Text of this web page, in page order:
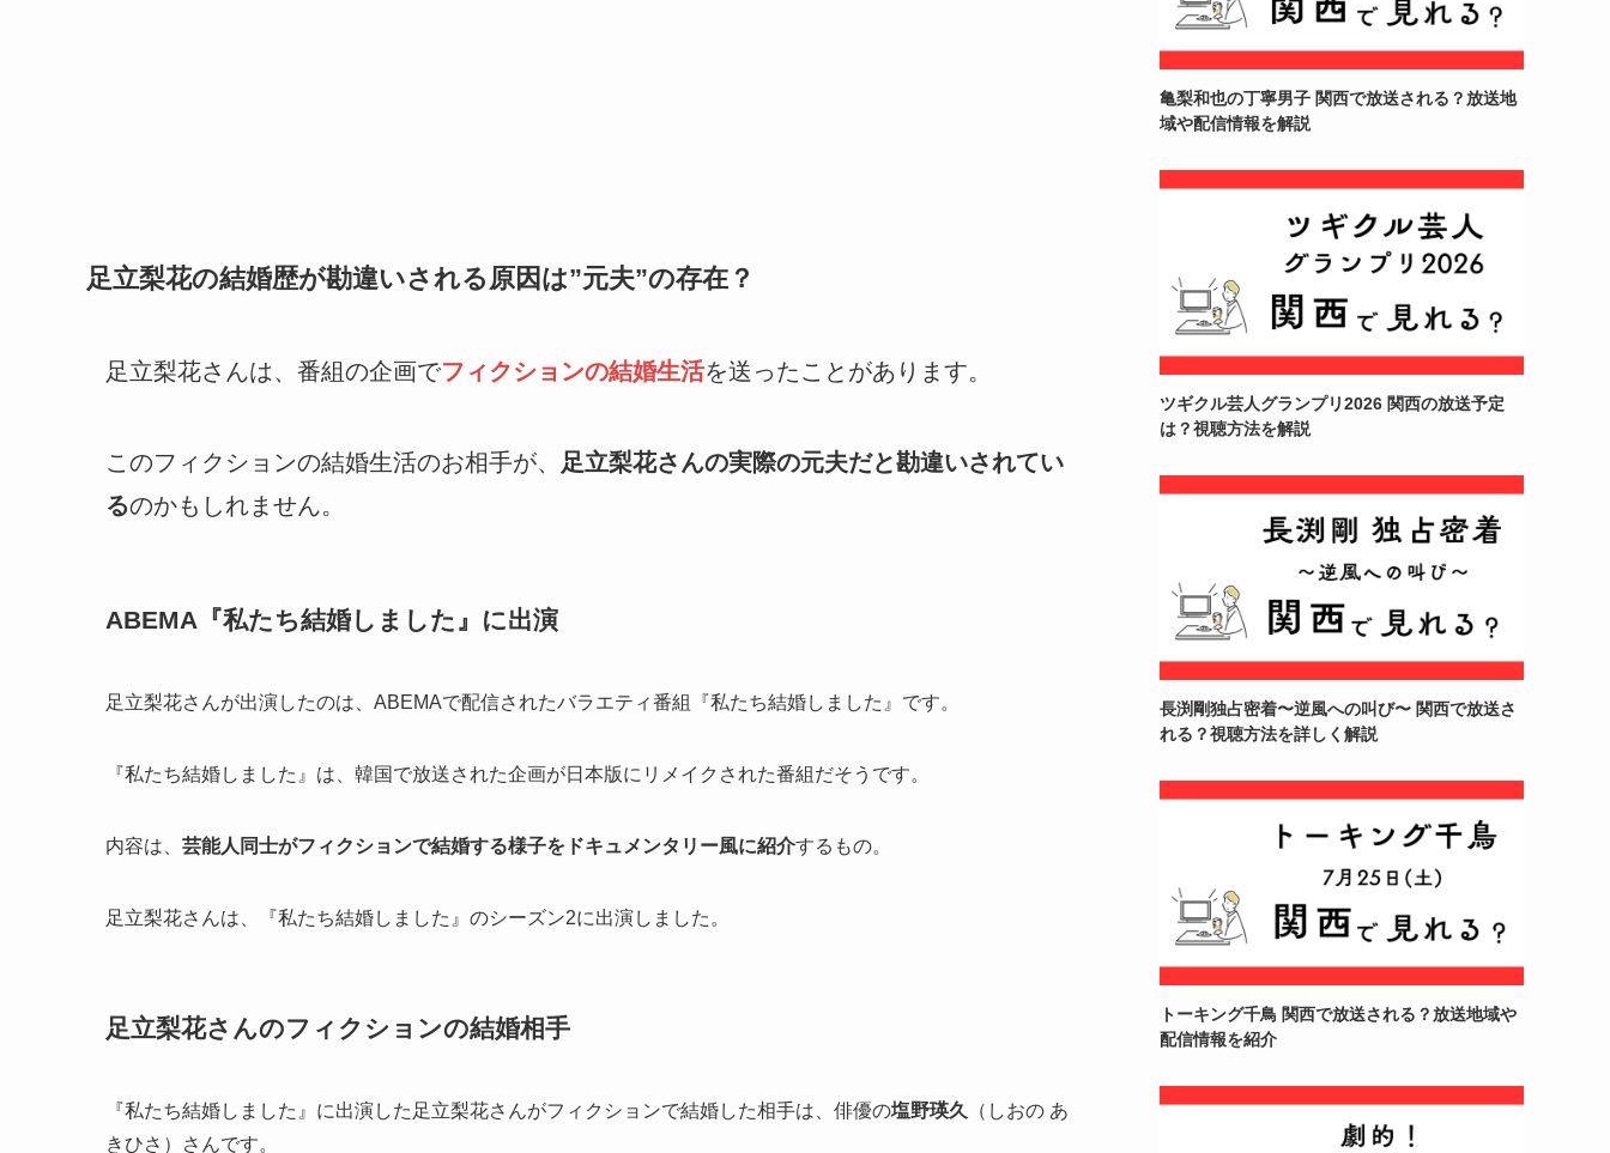
足立梨花の結婚歴が勘違いされる原因は”元夫”の存在？
足立梨花さんは、番組の企画でフィクションの結婚生活を送ったことがあります。
このフィクションの結婚生活のお相手が、 足立梨花さんの実際の元夫だと勘違いされてい
るのかもしれません。
ABEMA『私たち結婚しました』に出演
足立梨花さんが出演したのは、ABEMAで配信されたバラエティ番組『私たち結婚しました』です。
『私たち結婚しました』は、韓国で放送された企画が日本版にリメイクされた番組だそうです。
内容は、 芸能人同士がフィクションで結婚する様子をドキュメンタリー風に紹介するもの。
足立梨花さんは、『私たち結婚しました』のシーズン2に出演しました。
足立梨花さんのフィクションの結婚相手
『私たち結婚しました』に出演した足立梨花さんがフィクションで結婚した相手は、俳優の塩野瑛久
（しおの あ
きひさ）さんです。
亀梨和也の丁寧男子 関西で放送される？放送地
域や配信情報を解説
ツギクル芸人グランプリ2026 関西の放送予定
は？視聴方法を解説
長渕剛独占密着〜逆風への叫び〜 関西で放送さ
れる？視聴方法を詳しく解説
トーキング千鳥 関西で放送される？放送地域や
配信情報を紹介